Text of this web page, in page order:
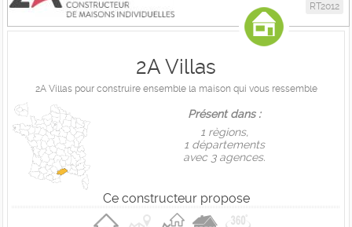
RT2012
2A Villas
2A Villas pour construire ensemble la maison qui vous ressemble
Présent dans :
1 règions,
1 départements
avec 3 agences.
Ce constructeur propose